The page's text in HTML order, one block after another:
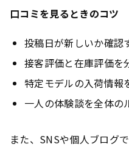
口コミを見るときのコツ
投稿日が新しいか確認
接客評価と在庫評価を
特定モデルの入荷情報
一人の体験談を全体の
また、SNSや個人ブログ